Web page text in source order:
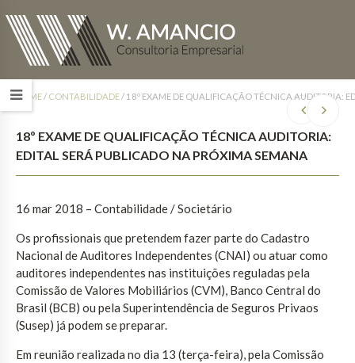
HOME/ CONTABILIDADE/ 18º EXAME DE QUALIFICAÇÃO TÉCNICA AUDITORIA:
18º EXAME DE QUALIFICAÇÃO TÉCNICA AUDITORIA:
EDITAL SERÁ PUBLICADO NA PRÓXIMA SEMANA
16 mar 2018 – Contabilidade / Societário
Os profissionais que pretendem fazer parte do Cadastro
Nacional de Auditores Independentes (CNAI) ou atuar como
auditores independentes nas instituições reguladas pela
Comissão de Valores Mobiliários (CVM), Banco Central do
Brasil (BCB) ou pela Superintendência de Seguros Privaos
(Susep) já podem se preparar.
Em reunião realizada no dia 13 (terça-feira), pela Comissão